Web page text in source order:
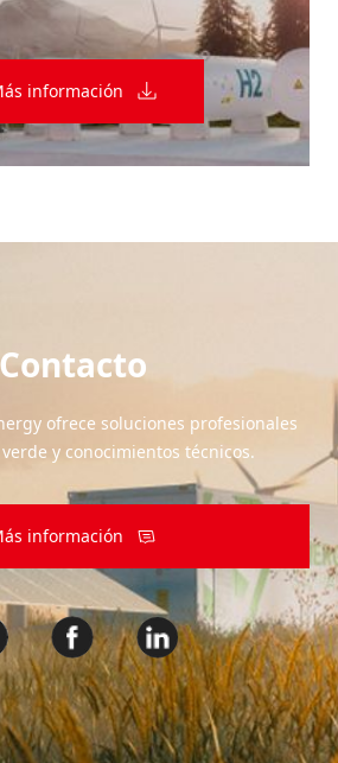
información
Contacto
ofrece soluciones profesionales
y conocimientos técnicos.
información